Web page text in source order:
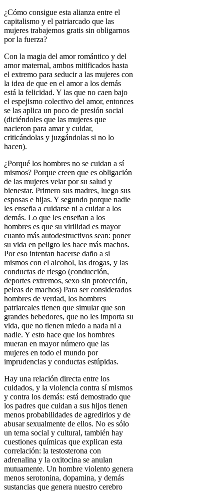
¿Cómo consigue esta alianza entre el
capitalismo y el patriarcado que las
mujeres trabajemos gratis sin obligarnos
por la fuerza?
Con la magia del amor romántico y del
amor maternal, ambos mitificados hasta
el extremo para seducir a las mujeres con
la idea de que en el amor a los demás
está la felicidad. Y las que no caen bajo
el espejismo colectivo del amor, entonces
se las aplica un poco de presión social
(diciéndoles que las mujeres que
nacieron para amar y cuidar,
criticándolas y juzgándolas si no lo
hacen).
¿Porqué los hombres no se cuidan a sí
mismos? Porque creen que es obligación
de las mujeres velar por su salud y
bienestar. Primero sus madres, luego sus
esposas e hijas. Y segundo porque nadie
les enseña a cuidarse ni a cuidar a los
demás. Lo que les enseñan a los
hombres es que su virilidad es mayor
cuanto más autodestructivos sean: poner
su vida en peligro les hace más machos.
Por eso intentan hacerse daño a si
mismos con el alcohol, las drogas, y las
conductas de riesgo (conducción,
deportes extremos, sexo sin protección,
peleas de machos) Para ser considerados
hombres de verdad, los hombres
patriarcales tienen que simular que son
grandes bebedores, que no les importa su
vida, que no tienen miedo a nada ni a
nadie. Y esto hace que los hombres
mueran en mayor número que las
mujeres en todo el mundo por
imprudencias y conductas estúpidas.
Hay una relación directa entre los
cuidados, y la violencia contra sí mismos
y contra los demás: está demostrado que
los padres que cuidan a sus hijos tienen
menos probabilidades de agredirlos y de
abusar sexualmente de ellos. No es sólo
un tema social y cultural, también hay
cuestiones químicas que explican esta
correlación: la testosterona con
adrenalina y la oxitocina se anulan
mutuamente. Un hombre violento genera
menos serotonina, dopamina, y demás
sustancias que genera nuestro cerebro